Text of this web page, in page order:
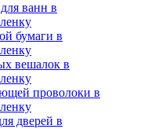
ванн в
бумаги в
вешалок в
проволоки в
дверей в